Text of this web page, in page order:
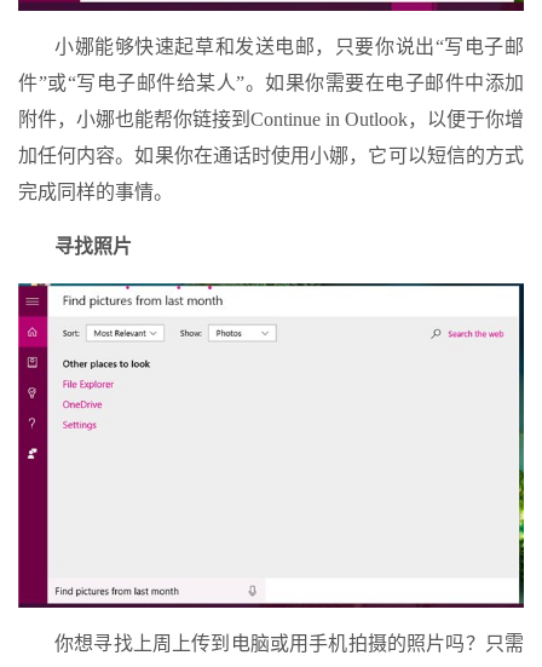
小娜能够快速起草和发送电邮，只要你说出“写电子邮
件”或“写电子邮件给某人”。如果你需要在电子邮件中添加
附件，小娜也能帮你链接到Continue in Outlook，以便于你增
加任何内容。如果你在通话时使用小娜，它可以短信的方式
完成同样的事情。
寻找照片
你想寻找上周上传到电脑或用手机拍摄的照片吗？只需